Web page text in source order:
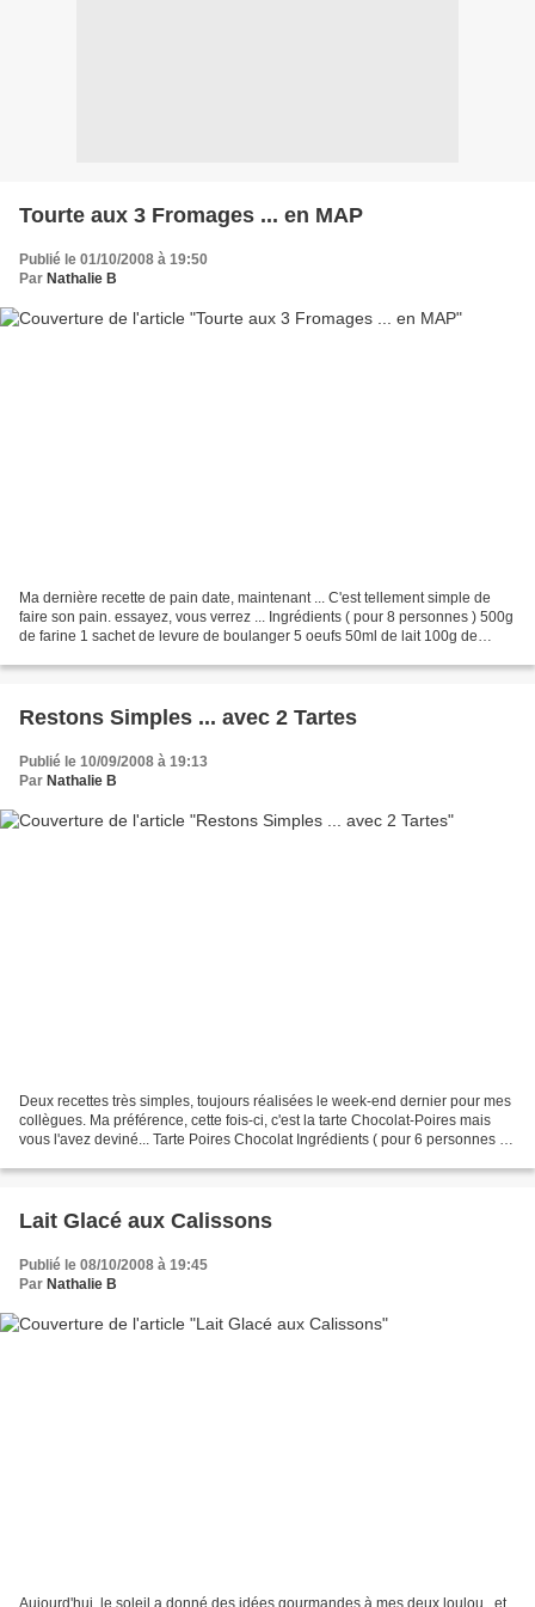
Tourte aux 3 Fromages ... en MAP
Publié le 01/10/2008 à 19:50
Par Nathalie B
Ma dernière recette de pain date, maintenant ... C'est tellement simple de
faire son pain. essayez, vous verrez ... Ingrédients ( pour 8 personnes ) 500g
de farine 1 sachet de levure de boulanger 5 oeufs 50ml de lait 100g de
Restons Simples ... avec 2 Tartes
Publié le 10/09/2008 à 19:13
Par Nathalie B
Deux recettes très simples, toujours réalisées le week-end dernier pour mes
collègues. Ma préférence, cette fois-ci, c'est la tarte Chocolat-Poires mais
vous l'avez deviné... Tarte Poires Chocolat Ingrédients ( pour 6 personnes ) 1
Lait Glacé aux Calissons
Publié le 08/10/2008 à 19:45
Par Nathalie B
Aujourd'hui, le soleil a donné des idées gourmandes à mes deux loulou...et